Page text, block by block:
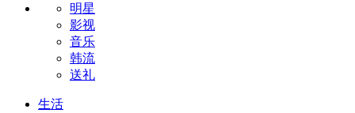
明星
影视
音乐
韩流
送礼
生活